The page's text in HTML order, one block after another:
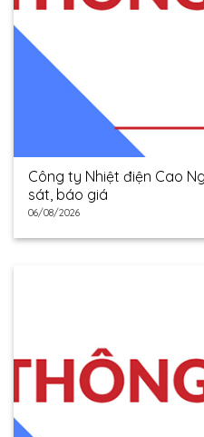
Công ty Nhiệt điện Cao
sát, báo giá
06/08/2026